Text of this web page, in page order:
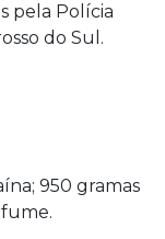
pela Polícia
do Sul.
950 gramas